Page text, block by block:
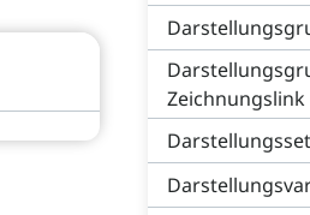
Zeichnungslink